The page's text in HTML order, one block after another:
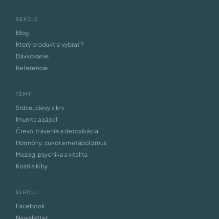
SEKCIE
Blog
Ktorý produkt si vybrať ?
Dávkovanie
Referencie
TÉMY
Srdce, cievy a krv
Imunita a zápal
Črevo, trávenie a detoxikácia
Hormóny, cukor a metabolizmus
Mozog, psychika a vitalita
Kosti a kĺby
SLEDUJ
Facebook